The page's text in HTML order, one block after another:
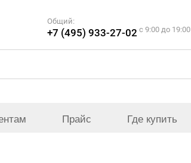
Общий:
+7 (495) 933-27-02 c 9:00 до 19:00
Прайс Где купить